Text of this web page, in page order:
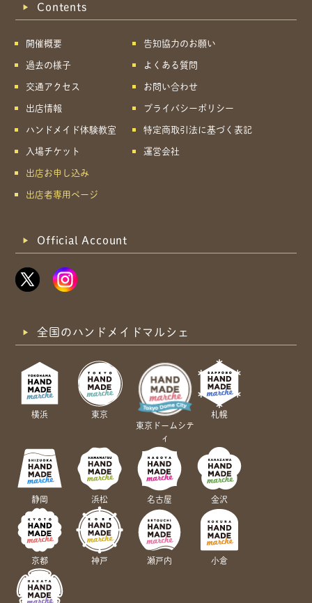
Contents
開催概要
過去の様子
交通アクセス
出店情報
ハンドメイド体験教室
入場チケット
出店お申し込み
出店者専用ページ
告知協力のお願い
よくある質問
お問い合わせ
プライバシーポリシー
特定商取引法に基づく表記
運営会社
Official Account
全国のハンドメイドマルシェ
横浜
東京
東京ドームシテ
ィ
札幌
静岡 浜松 名古屋 金沢
京都 神戸 瀬戸内 小倉